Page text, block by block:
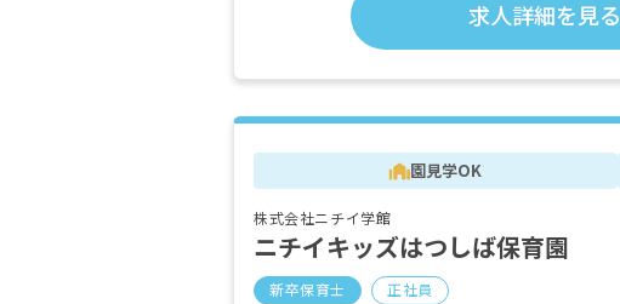
求人詳細を見る
園見学OK
株式会社ニチイ学館
ニチイキッズはつしば保育園
新卒保育士 正社員